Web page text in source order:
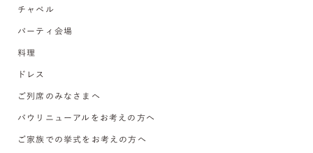
チャペル
パーティ会場
料理
ドレス
ご列席のみなさまへ
バウリニューアルをお考えの方へ
ご家族での挙式をお考えの方へ